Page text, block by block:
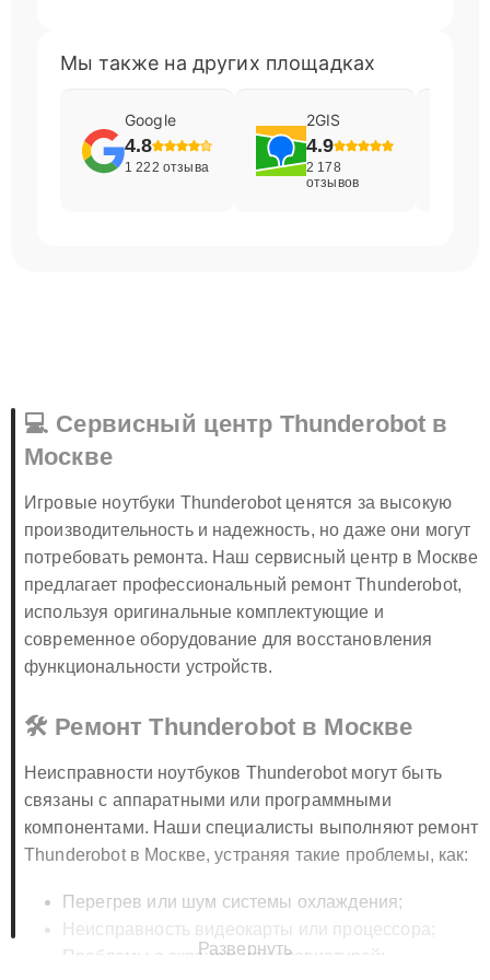
Мы также на других площадках
Google
4.8
1 222 отзыва
2GIS
4.9
2 178
отзывов
💻 Сервисный центр Thunderobot в
Москве
Игровые ноутбуки Thunderobot ценятся за высокую
производительность и надежность, но даже они могут
потребовать ремонта. Наш сервисный центр в Москве
предлагает профессиональный ремонт Thunderobot,
используя оригинальные комплектующие и
современное оборудование для восстановления
функциональности устройств.
🛠️ Ремонт Thunderobot в Москве
Неисправности ноутбуков Thunderobot могут быть
связаны с аппаратными или программными
компонентами. Наши специалисты выполняют ремонт
Thunderobot в Москве, устраняя такие проблемы, как:
Перегрев или шум системы охлаждения;
Неисправность видеокарты или процессора;
Проблемы с экраном или клавиатурой;
Развернуть